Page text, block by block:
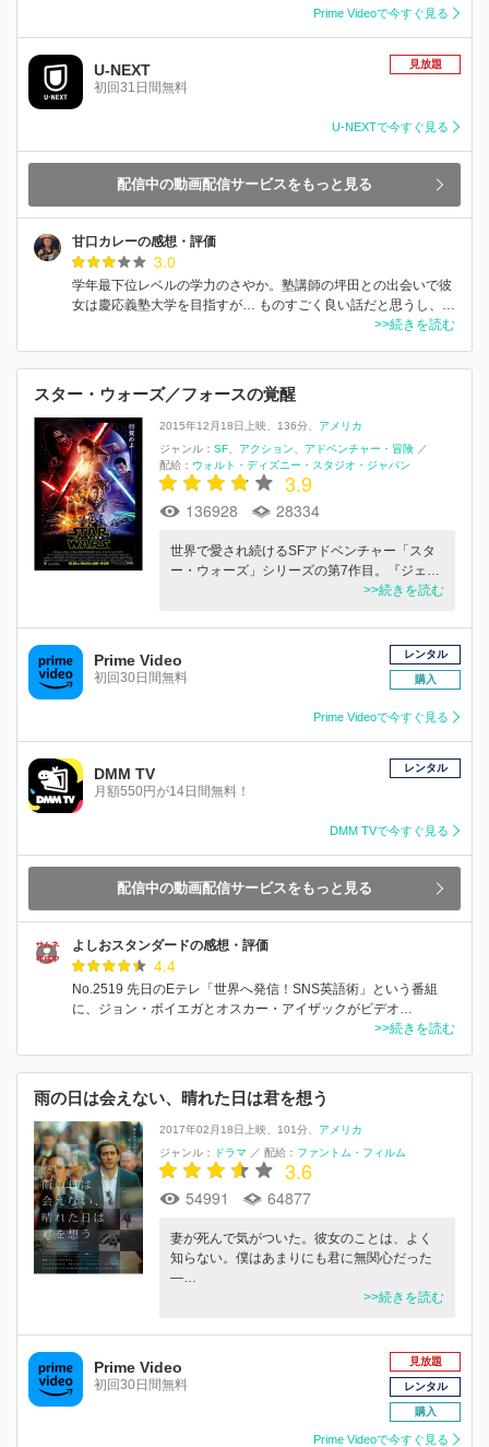
Prime Videoで今すぐ見る
U-NEXT
初回31日間無料
見放題
U-NEXTで今すぐ見る
配信中の動画配信サービスをもっと見る
甘口カレーの感想・評価
3.0
学年最下位レベルの学力のさやか。塾講師の坪田との出会いで彼
女は慶応義塾大学を目指すが… ものすごく良い話だと思うし、…
>>続きを読む
スター・ウォーズ／フォースの覚醒
2015年12月18日上映 136分
アメリカ
ジャンル： SF アクション アドベンチャー・冒険 ／
配給： ウォルト・ディズニー・スタジオ・ジャパン
3.9
136928 28334
世界で愛され続けるSFアドベンチャー「スタ
ー・ウォーズ」シリーズの第7作目。『ジェ…
>>続きを読む
Prime Video
初回30日間無料
レンタル
購入
Prime Videoで今すぐ見る
DMM TV
月額550円が14日間無料！
レンタル
DMM TVで今すぐ見る
配信中の動画配信サービスをもっと見る
よしおスタンダードの感想・評価
4.4
No.2519 先日のEテレ「世界へ発信！SNS英語術」という番組
に、ジョン・ボイエガとオスカー・アイザックがビデオ…
>>続きを読む
雨の日は会えない、晴れた日は君を想う
2017年02月18日上映 101分
アメリカ
ジャンル：
ドラマ ／ 配給： ファントム・フィルム
3.6
54991 64877
妻が死んで気がついた。彼女のことは、よく
知らない。僕はあまりにも君に無関心だった
―…
>>続きを読む
Prime Video
初回30日間無料
見放題
レンタル
購入
Prime Videoで今すぐ見る